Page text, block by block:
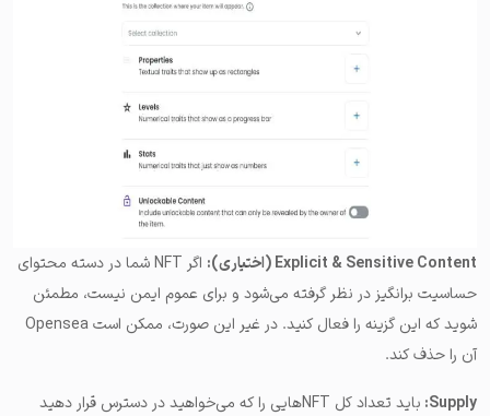
Explicit & Sensitive Content (اختیاری):
اگر NFT شما در دسته محتوای
حساسیت برانگیز در نظر گرفته می‌شود و برای عموم ایمن نیست، مطمئن
شوید که این گزینه را فعال کنید. در غیر این صورت، ممکن است Opensea
آن را حذف کند.
Supply:
باید تعداد کل NFT‌هایی را که می‌خواهید در دسترس قرار دهید